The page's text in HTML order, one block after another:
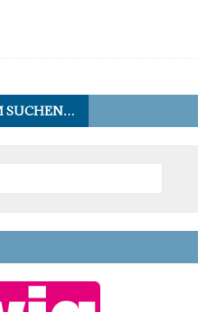
SUCHEN…